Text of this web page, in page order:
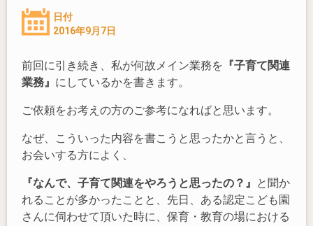
日付
2016年9月7日
前回に引き続き、私が何故メイン業務を 『子育て関連
業務』 にしているかを書きます。
ご依頼をお考えの方のご参考になればと思います。
なぜ、こういった内容を書こうと思ったかと言うと、
お会いする方によく、
『なんで、子育て関連をやろうと思ったの？』 と聞か
れることが多かったことと、先日、ある認定こども園
さんに伺わせて頂いた時に、保育・教育の場における